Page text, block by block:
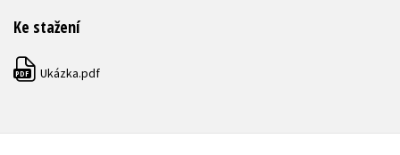
Ke stažení
PDF Ukázka.pdf